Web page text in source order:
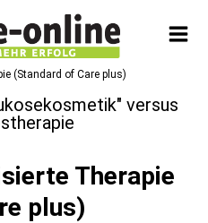
(Standard of Care plus)
versus
Therapie
plus)